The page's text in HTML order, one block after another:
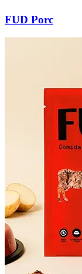
FUD Porc